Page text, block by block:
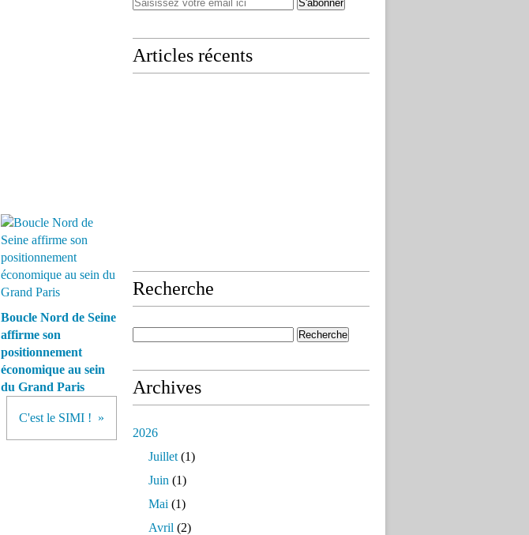
Boucle Nord de Seine
affirme son
positionnement
économique au sein
du Grand Paris
C'est le SIMI !
Articles récents
Recherche
Archives
2026
Juillet (1)
Juin (1)
Mai (1)
Avril (2)